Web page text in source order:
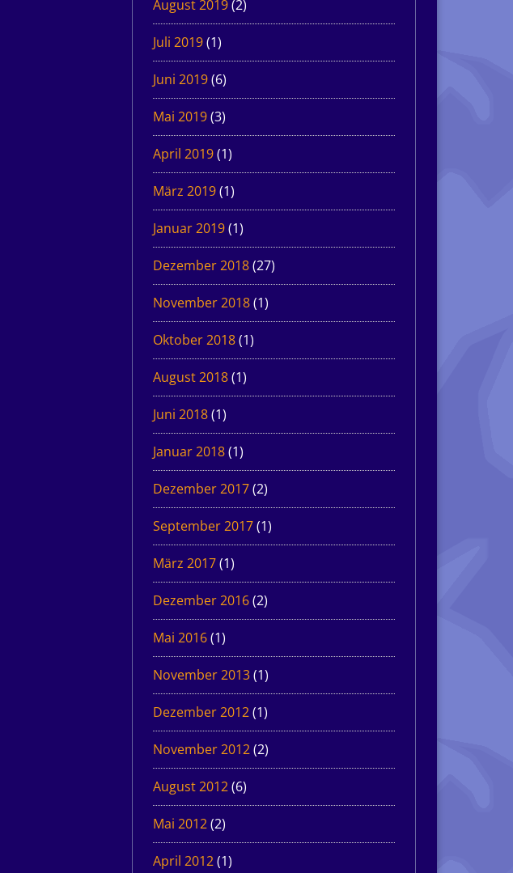
August 2019(2)
Juli 2019(1)
Juni 2019(6)
Mai 2019(3)
April 2019(1)
März 2019(1)
Januar 2019(1)
Dezember 2018(27)
November 2018(1)
Oktober 2018(1)
August 2018(1)
Juni 2018(1)
Januar 2018(1)
Dezember 2017(2)
September 2017(1)
März 2017(1)
Dezember 2016(2)
Mai 2016(1)
November 2013(1)
Dezember 2012(1)
November 2012(2)
August 2012(6)
Mai 2012(2)
April 2012(1)